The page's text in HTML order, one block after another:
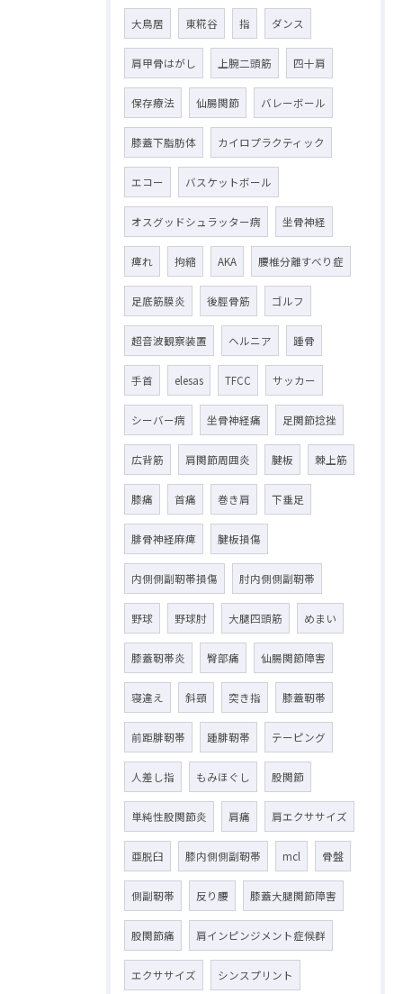
大鳥居 東糀谷 指 ダンス
肩甲骨はがし 上腕二頭筋 四十肩
保存療法 仙腸関節 バレーボール
膝蓋下脂肪体 カイロプラクティック
エコー バスケットボール
オスグッドシュラッター病 坐骨神経
痺れ 拘縮 AKA 腰椎分離すべり症
足底筋膜炎 後脛骨筋 ゴルフ
超音波観察装置 ヘルニア 踵骨
手首 elesas TFCC サッカー
シーバー病 坐骨神経痛 足関節捻挫
広背筋 肩関節周囲炎 腱板 棘上筋
膝痛 首痛 巻き肩 下垂足
腓骨神経麻痺 腱板損傷
内側側副靭帯損傷 肘内側側副靭帯
野球 野球肘 大腿四頭筋 めまい
膝蓋靭帯炎 臀部痛 仙腸関節障害
寝違え 斜頸 突き指 膝蓋靭帯
前距腓靭帯 踵腓靭帯 テーピング
人差し指 もみほぐし 股関節
単純性股関節炎 肩痛 肩エクササイズ
亜脱臼 膝内側側副靭帯 mcl 骨盤
側副靭帯 反り腰 膝蓋大腿関節障害
股関節痛 肩インピンジメント症候群
エクササイズ シンスプリント